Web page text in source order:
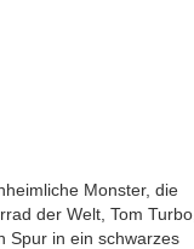
Monster, die
der Welt, Tom Turbo,
Spur in ein schwarzes